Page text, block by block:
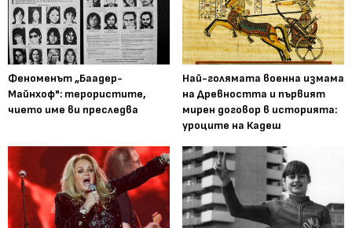
Феноменът „Баадер-
Майнхоф": терористите,
чието име ви преследва
Най-голямата военна измама
на Древността и първият
мирен договор в историята:
уроците на Кадеш